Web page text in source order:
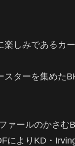
しみであるカー
スターを集めた
ァールのかさむ
によりKD・